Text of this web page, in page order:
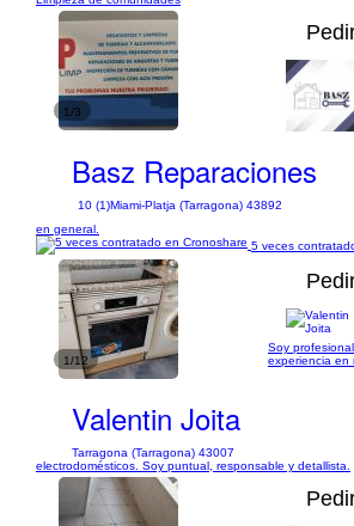
1/3
Basz Reparaciones
10 (1)Miami-Platja (Tarragona) 43892
en general.
5 veces
1/12
Valentin Joita
Tarragona (Tarragona) 43007
Soy
experiencia en
electrodomésticos. Soy puntual, responsable y detallista.